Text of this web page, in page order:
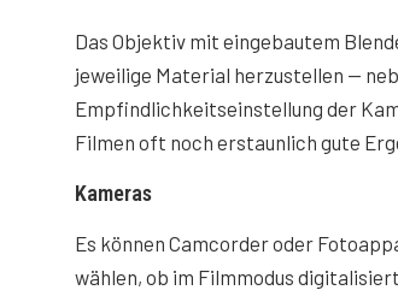
Das Objektiv mit eingebautem
jeweilige Material herzustellen —
Empfindlichkeitseinstellung der
Filmen oft noch erstaunlich gute
Kameras
Es können Camcorder oder
wählen, ob im Filmmodus